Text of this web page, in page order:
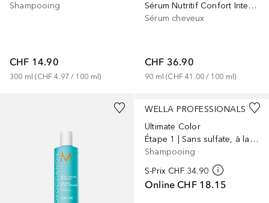
Shampooing
CHF 14.90
300 ml (CHF 4.97 / 100 ml)
Sérum Nutritif Confort Intense
Sérum cheveux
CHF 36.90
90 ml (CHF 41.00 / 100 ml)
WELLA PROFESSIONALS
Ultimate Color
Étape 1 | Sans sulfate, à la glycine et à la vitamine B5
Shampooing
S-Prix CHF 34.90
Online CHF 18.15